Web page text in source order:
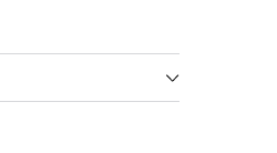
touch, que oferece
detalhes de aba